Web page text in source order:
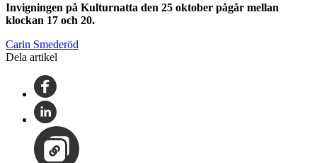
Invigningen på Kulturnatta den 25 oktober pågår mellan
klockan 17 och 20.
Carin Smederöd
Dela artikel